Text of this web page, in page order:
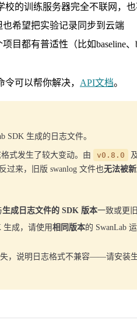
校的训练服务器完全不联网，
希望把实验记录同步到云端
目都有普适性（比如baseline
令可以帮你解决， API文档。
SDK 生成的日志文件。
式发生了较大变动。由 v0.8.0
过来，旧版 swanlog 文件也无法被
生成日志文件的 SDK 版本一致或更旧
生成，请使用相同版本的 SwanLab
，说明日志格式不兼容——请安装